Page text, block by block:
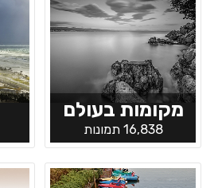
מקומות בעולם
16,838 תמונות